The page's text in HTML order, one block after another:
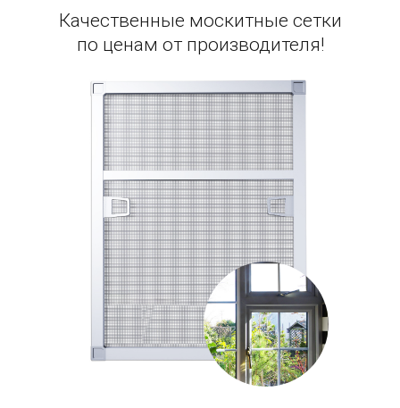
Качественные москитные сетки
по ценам от производителя!